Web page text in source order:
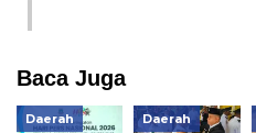
Baca Juga
Daerah Daerah